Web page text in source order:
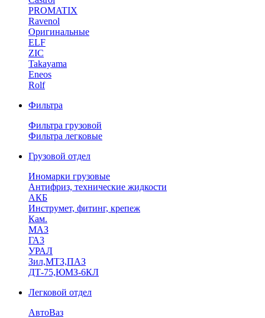
PROMATIX
Ravenol
Оригинальные
ELF
ZIC
Takayama
Eneos
Rolf
Фильтра
Фильтра грузовой
Фильтра легковые
Грузовой отдел
Иномарки грузовые
Антифриз, технические жидкости
АКБ
Инструмет, фитинг, крепеж
Кам.
МАЗ
ГА3
УРАЛ
Зил,МТЗ,ПАЗ
ДТ-75,ЮМЗ-6КЛ
Легковой отдел
АвтоВаз